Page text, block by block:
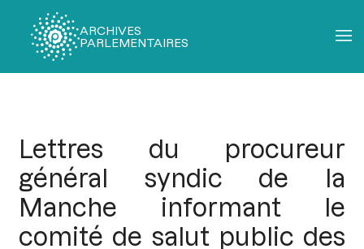
ARCHIVES
PARLEMENTAIRES
Lettres du procureur
général syndic de la
Manche informant le
comité de salut public des